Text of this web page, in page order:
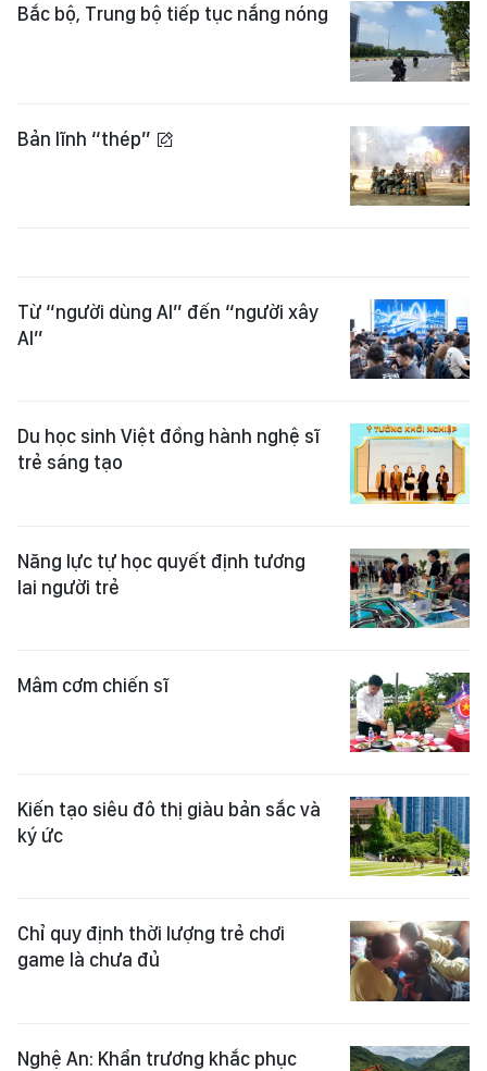
Bắc bộ, Trung bộ tiếp tục nắng nóng
Bản lĩnh “thép”
Từ “người dùng AI” đến “người xây
AI”
Du học sinh Việt đồng hành nghệ sĩ
trẻ sáng tạo
Năng lực tự học quyết định tương
lai người trẻ
Mâm cơm chiến sĩ
Kiến tạo siêu đô thị giàu bản sắc và
ký ức
Chỉ quy định thời lượng trẻ chơi
game là chưa đủ
Nghệ An: Khẩn trương khắc phục